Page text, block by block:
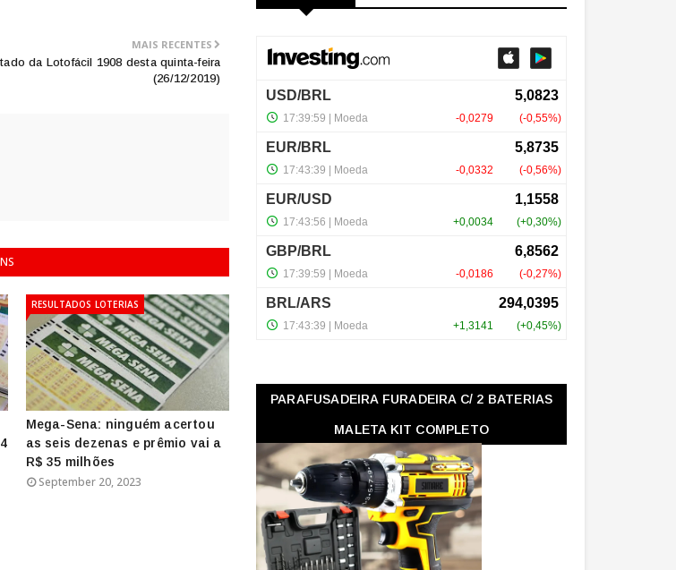
MAIS RECENTES
da Lotofácil 1908 desta quinta-feira
(26/12/2019)
RESULTADOS LOTERIAS
Mega-Sena: ninguém acertou
as seis dezenas e prêmio vai a
R$ 35 milhões
September 20, 2023
PARAFUSADEIRA FURADEIRA C/ 2 BATERIAS
MALETA KIT COMPLETO